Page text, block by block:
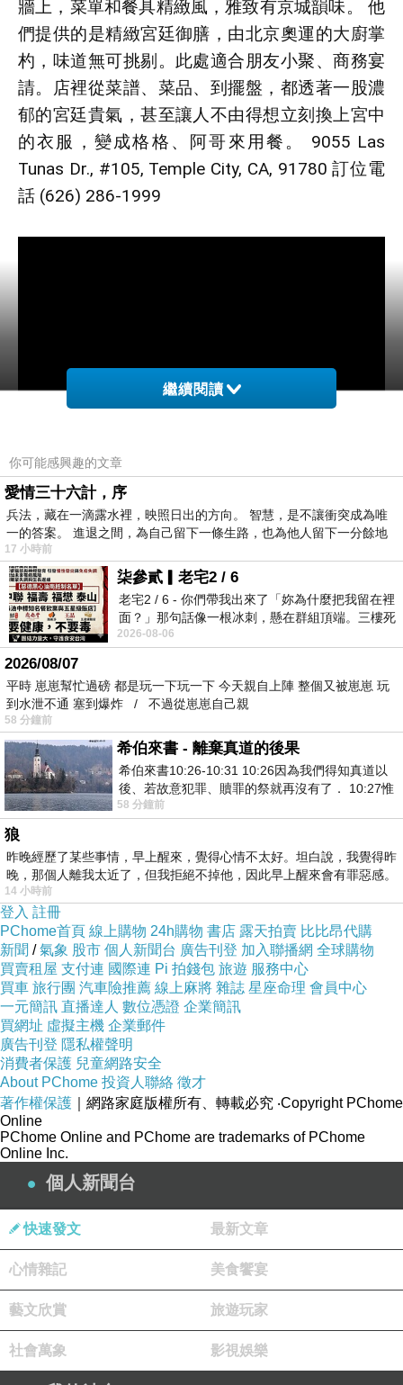
牆上，菜單和餐具精緻風，雅致有京城韻味。 他
們提供的是精緻宮廷御膳，由北京奧運的大廚掌
杓，味道無可挑剔。此處適合朋友小聚、商務宴
請。店裡從菜譜、菜品、到擺盤，都透著一股濃
郁的宮廷貴氣，甚至讓人不由得想立刻換上宮中
的衣服，變成格格、阿哥來用餐。 9055 Las
Tunas Dr., #105, Temple City, CA, 91780 訂位電
話 (626) 286-1999
上一篇：加州名廚料理餐廳PRAWN
下一篇：
繼續閱讀
你可能感興趣的文章
愛情三十六計，序
兵法，藏在一滴露水裡，映照日出的方向。 智慧，是不讓衝突成為唯
一的答案。 進退之間，為自己留下一條生路，也為他人留下一分餘地
17 小時前
柒參貳▎老宅2 / 6
老宅2 / 6 - 你們帶我出來了「妳為什麼把我留在裡
面？」那句話像一根冰刺，懸在群組頂端。三樓死
死盯著照片裡的人。那個人確實站在
2026-08-06
2026/08/07
平時 崽崽幫忙過磅 都是玩一下玩一下 今天親自上陣 整個又被崽崽 玩
到水泄不通 塞到爆炸 / 不過從崽崽自己親
58 分鐘前
希伯來書 - 離棄真道的後果
希伯來書10:26-10:31 10:26因為我們得知真道以
後、若故意犯罪、贖罪的祭就再沒有了． 10:27惟
有戰懼等候審判和那燒滅眾敵人的烈火
58 分鐘前
狼
昨晚經歷了某些事情，早上醒來，覺得心情不太好。坦白說，我覺得昨
晚，那個人離我太近了，但我拒絕不掉他，因此早上醒來會有罪惡感。
14 小時前
登入 註冊
PChome首頁 線上購物 24h購物 書店 露天拍賣 比比昂代購
新聞 /氣象 股市 個人新聞台 廣告刊登 加入聯播網 全球購物
買賣租屋 支付連 國際連 Pi 拍錢包 旅遊 服務中心
買車 旅行團 汽車險推薦 線上麻將 雜誌 星座命理 會員中心
一元簡訊 直播達人 數位憑證 企業簡訊
買網址 虛擬主機 企業郵件
廣告刊登 隱私權聲明
消費者保護 兒童網路安全
About PChome 投資人聯絡 徵才
著作權保護 ｜網路家庭版權所有、轉載必究 ‧Copyright PChome
Online
PChome Online and PChome are trademarks of PChome
Online Inc.
個人新聞台
快速發文 最新文章
心情雜記 美食饗宴
藝文欣賞 旅遊玩家
社會萬象 影視娛樂